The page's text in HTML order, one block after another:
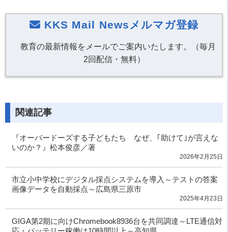
KKS Mail Newsメルマガ登録
教育の最新情報をメールでご案内いたします。（毎月
2回配信・無料）
関連記事
『オーバードーズする子どもたち なぜ、｢助けて｣が言えな
いのか？』松本俊彦／著
2026年2月25日
市立小中学校にデジタル採点システムを導入～テストの答案
画像データを自動採点～広島県三原市
2025年4月23日
GIGA第2期に向けChromebook8936台を共同調達～LTE通信対